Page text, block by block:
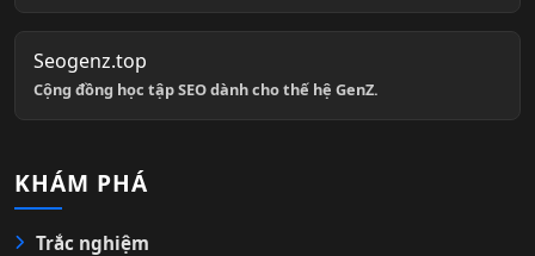
Seogenz.top
Cộng đồng học tập SEO dành cho thế hệ GenZ.
KHÁM PHÁ
Trắc nghiệm